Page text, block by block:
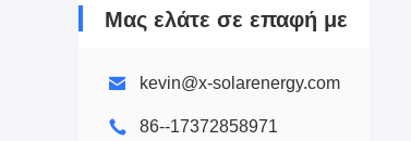
Μας ελάτε σε επαφή με
kevin@x-solarenergy.com
86--17372858971